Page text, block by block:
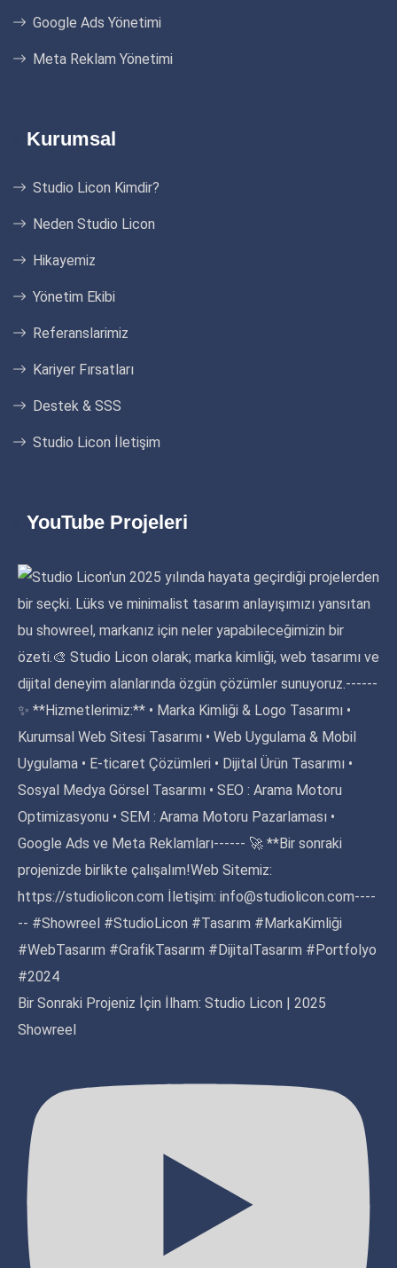
Google Ads Yönetimi
Meta Reklam Yönetimi
Kurumsal
Studio Licon Kimdir?
Neden Studio Licon
Hikayemiz
Yönetim Ekibi
Referanslarimiz
Kariyer Fırsatları
Destek & SSS
Studio Licon İletişim
YouTube Projeleri
Bir Sonraki Projeniz İçin İlham: Studio Licon | 2025
Showreel